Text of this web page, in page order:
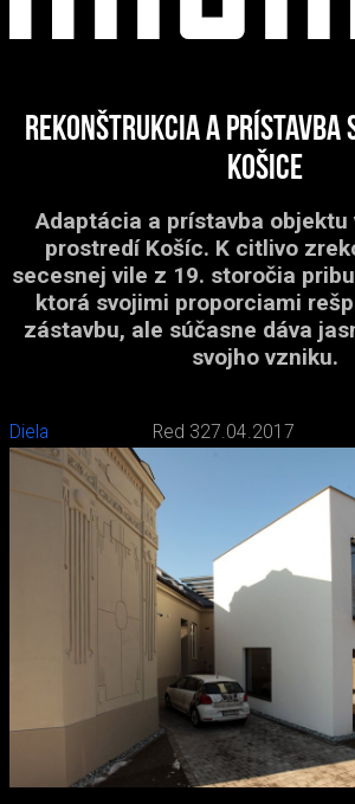
Rekonštrukcia a prístavba
Košice
Adaptácia a prístavba
prostredí Košíc. K citlivo
secesnej vile z 19. storočia
ktorá svojimi proporciami
zástavbu, ale súčasne dáva
svojho vzniku.
Diela Red 327.04.2017